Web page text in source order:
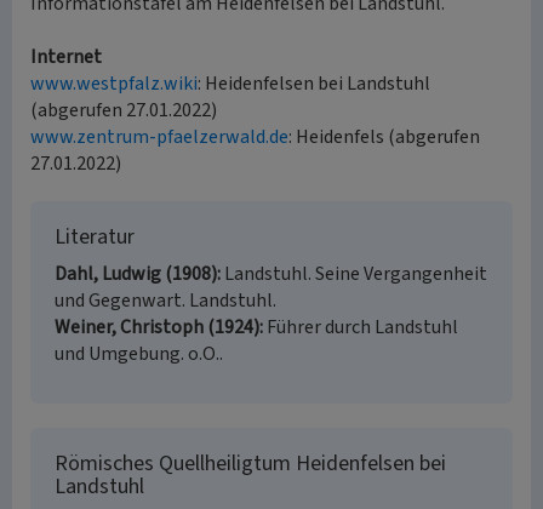
Internet
www.westpfalz.wiki: Heidenfelsen bei Landstuhl
(abgerufen 27.01.2022)
www.zentrum-pfaelzerwald.de: Heidenfels (abgerufen
27.01.2022)
Literatur
Dahl, Ludwig (1908) Landstuhl. Seine Vergangenheit
und Gegenwart. Landstuhl.
Weiner, Christoph (1924) Führer durch Landstuhl
und Umgebung. o.O..
Römisches Quellheiligtum Heidenfelsen bei
Landstuhl